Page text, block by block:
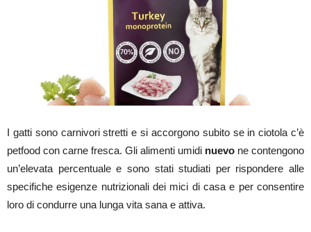
I gatti sono carnivori stretti e si accorgono subito se in ciotola c’è
petfood con carne fresca. Gli alimenti umidi nuevo ne contengono
un’elevata percentuale e sono stati studiati per rispondere alle
specifiche esigenze nutrizionali dei mici di casa e per consentire
loro di condurre una lunga vita sana e attiva.